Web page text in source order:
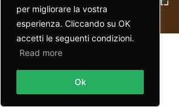
per migliorare la vostra
esperienza. Cliccando su OK
accetti le seguenti condizioni.
Read more
Ok